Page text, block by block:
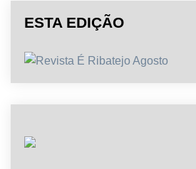
ESTA EDIÇÃO